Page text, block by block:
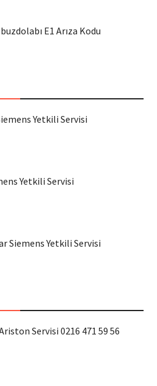
E1 Arıza Kodu
Yetkili Servisi
Yetkili Servisi
Siemens Yetkili Servisi
Servisi 0216 471 59 56